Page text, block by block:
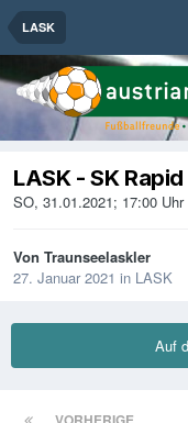
LASK
LASK - SK
SO, 31.01.2021; 17:00 Uhr
Von Traunseelaskler
27. Januar 2021 in LASK
Auf